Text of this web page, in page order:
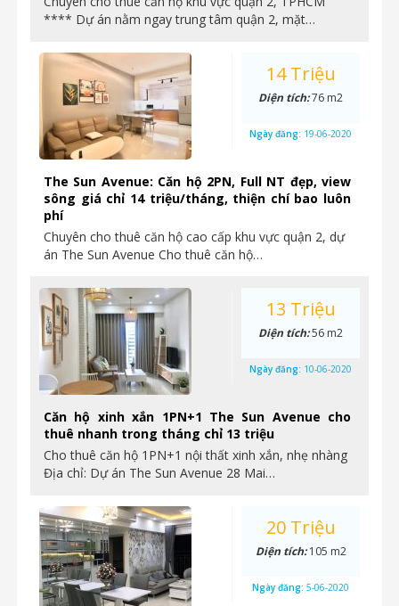
**** Dự án nằm ngay trung tâm quận 2, mặt…
The Sun Avenue: Căn hộ 2PN, Full NT đẹp, view
sông giá chỉ 14 triệu/tháng, thiện chí bao luôn
phí
Chuyên cho thuê căn hộ cao cấp khu vực quận 2, dự
án The Sun Avenue Cho thuê căn hộ…
14 Triệu
Diện tích:76 m2
Ngày đăng: 19-06-2020
Căn hộ xinh xắn 1PN+1 The Sun Avenue cho
thuê nhanh trong tháng chỉ 13 triệu
Cho thuê căn hộ 1PN+1 nội thất xinh xắn, nhẹ nhàng
Địa chỉ: Dự án The Sun Avenue 28 Mai…
13 Triệu
Diện tích:56 m2
Ngày đăng: 10-06-2020
20 Triệu
Diện tích:105 m2
Ngày đăng: 5-06-2020